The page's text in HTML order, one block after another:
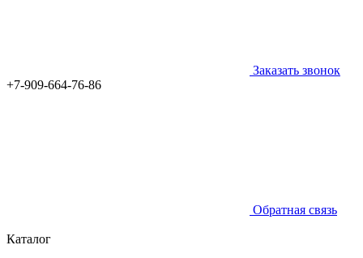
Заказать звонок
+7-909-664-76-86
Обратная связь
Каталог